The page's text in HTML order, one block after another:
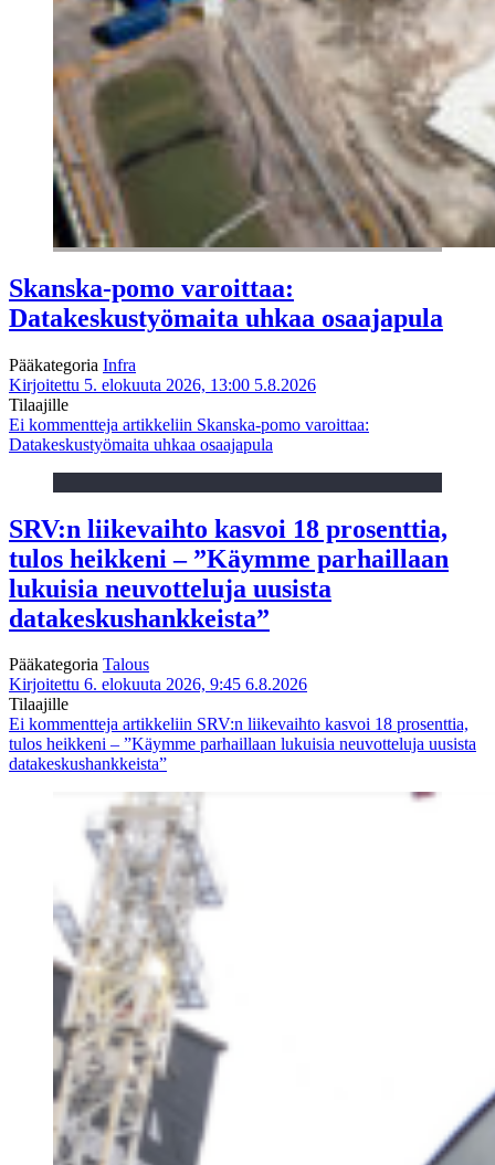
Skanska-pomo varoittaa:
Datakeskustyömaita uhkaa osaajapula
Pääkategoria Infra
Kirjoitettu 5. elokuuta 2026, 13:00 5.8.2026
Tilaajille
Ei kommentteja artikkeliin Skanska-pomo varoittaa:
Datakeskustyömaita uhkaa osaajapula
SRV:n liikevaihto kasvoi 18 prosenttia,
tulos heikkeni – ”Käymme parhaillaan
lukuisia neuvotteluja uusista
datakeskushankkeista”
Pääkategoria Talous
Kirjoitettu 6. elokuuta 2026, 9:45 6.8.2026
Tilaajille
Ei kommentteja artikkeliin SRV:n liikevaihto kasvoi 18 prosenttia,
tulos heikkeni – ”Käymme parhaillaan lukuisia neuvotteluja uusista
datakeskushankkeista”